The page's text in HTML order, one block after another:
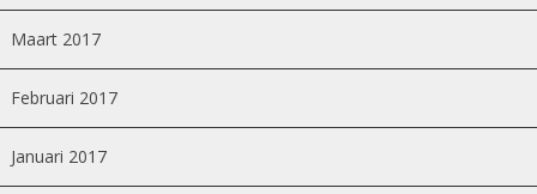
Maart 2017
Februari 2017
Januari 2017